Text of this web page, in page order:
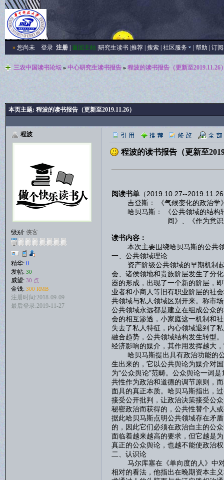
»您尚未 登录 注册| 返回主站| 研究生读书| 推荐| 搜索| 社区服务 帮助 订
三农中国读书论坛» 中心研究生读书报告» 程波的读书报告（更新至2019.11.26
本页主题: 程波的读书报告（更新至2019.11.26）
程波
级别: 侠客
精华: 0
发帖: 30
威望: 30 点
金钱: 300 RMB
注册时间:2018-09-09
最后登录:2019-11-27
程波的读书报告（更新至
阅读书单（2019.10.27--
吉登斯： 《气候变化的政治学
哈贝马斯： 《公共领域的结构转
间》、《作为意识形态的技
读书内容：
本次主要围绕哈贝马斯的公共领
一、公共领域理论
资产阶级公共领域的早期机制起
会、诸侯领地和贵族阶层发生了分
器的形成，出现了一个新的阶层，
业者和小商人等旧有职业阶层的社
共领域与私人领域区别开来。称市
公共领域永远都是建立在组成公众
会的相互渗透，小家庭这一机制和
失去了私人特征，内心领域退到了
融合趋势，公共领域结构发生转型
经济影响的媒介，其作用发挥越大
哈贝马斯提出具有政治功能的公
生出来的，它以公共舆论为媒介对
为“公众舆论”范畴。公众舆论一词
共性作为政治和道德的调节原则，
面具的真正本质。哈贝马斯指出，
接受公开批判，让政治决策接受公
秘密政治而获得的，公共性替个人
据此哈贝马斯点明公共领域存在矛
的，因此它们必须在政治自主的公
面临着越来越高的要求，但它越是
真正的公众舆论，也越不能使政治
二、认识论
马尔库塞在《单向度的人》中对
相对的看法，他指出在晚期资本主